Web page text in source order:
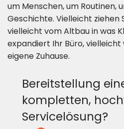
um Menschen, um Routinen,
Geschichte. Vielleicht ziehen
vielleicht vom Altbau in was
expandiert Ihr Büro,
eigene Zuhause.
Bereitstellung
kompletten,
Servicelösung?